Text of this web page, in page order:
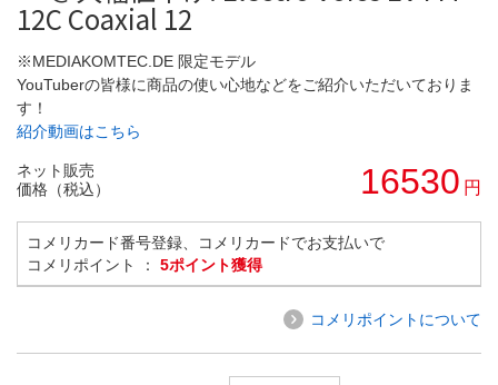
12C Coaxial 12
※MEDIAKOMTEC.DE 限定モデル
YouTuberの皆様に商品の使い心地などをご紹介いただいておりま
す！
紹介動画はこちら
ネット販売
価格（税込）
16530 円
コメリカード番号登録、コメリカードでお支払いで
コメリポイント ： 5ポイント獲得
コメリポイントについて